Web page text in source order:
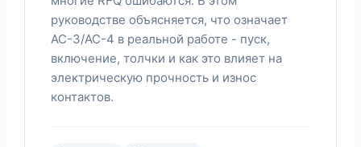
руководстве объясняется, что означает
AC-3/AC-4 в реальной работе - пуск,
включение, толчки и как это влияет на
электрическую прочность и износ
контактов.